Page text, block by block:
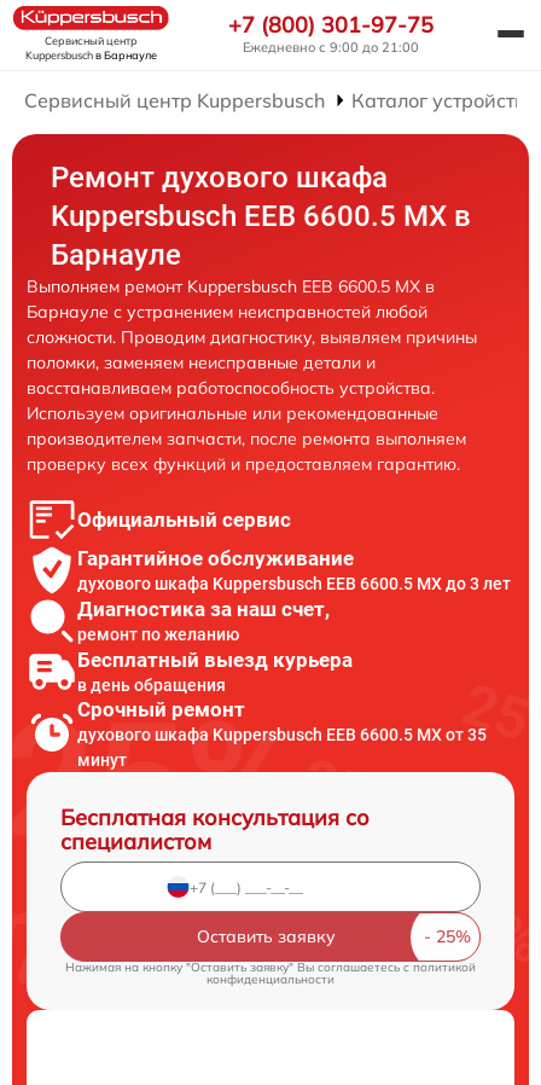
Сервисный центр
Kuppersbuschв Барнауле
+7 (800) 301-97-75
Ежедневно с 9:00 до 21:00
Сервисный центр Kuppersbusch Каталог устройств
Ремонт духового шкафа
Kuppersbusch EEB 6600.5 MX в
Барнауле
Выполняем ремонт Kuppersbusch EEB 6600.5 MX в
Барнауле с устранением неисправностей любой
сложности. Проводим диагностику, выявляем причины
поломки, заменяем неисправные детали и
восстанавливаем работоспособность устройства.
Используем оригинальные или рекомендованные
производителем запчасти, после ремонта выполняем
проверку всех функций и предоставляем гарантию.
Официальный сервис
Гарантийное обслуживание
духового шкафа Kuppersbusch EEB 6600.5 MX до 3 лет
Диагностика за наш счет,
ремонт по желанию
Бесплатный выезд курьера
в день обращения
Срочный ремонт
духового шкафа Kuppersbusch EEB 6600.5 MX от 35
минут
Бесплатная консультация со
специалистом
Оставить заявку
Нажимая на кнопку "Оставить заявку" Вы соглашаетесь c политикой
конфиденциальности